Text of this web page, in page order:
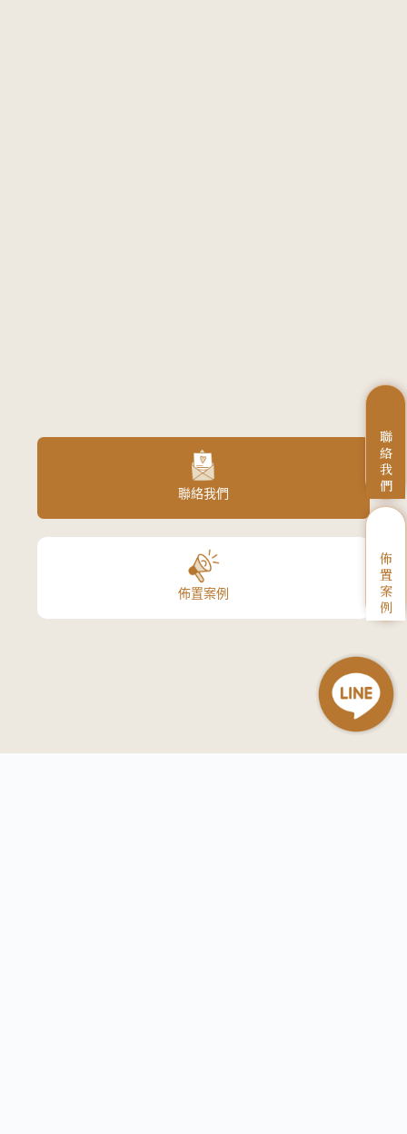
聯
絡
我
們
佈
置
案
例
聯絡我們
佈置案例